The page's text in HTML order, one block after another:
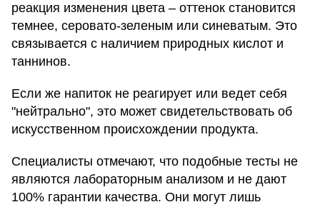
реакция изменения цвета – оттенок становится
темнее, серовато-зеленым или синеватым. Это
связывается с наличием природных кислот и
таннинов.
Если же напиток не реагирует или ведет себя
"нейтрально", это может свидетельствовать об
искусственном происхождении продукта.
Специалисты отмечают, что подобные тесты не
являются лабораторным анализом и не дают
100% гарантии качества. Они могут лишь